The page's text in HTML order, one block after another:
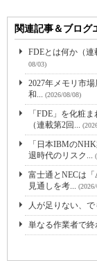
関連記事＆ブログ
FDEとは何か（
08/03)
2027年メモリ市
和... (2026/08/08)
「FDE」を化粧
（連載第2回...
「日本IBMの
退時代のリスク...
富士通とNECは
見通しを考...
人が足りない、
単なる作業者で